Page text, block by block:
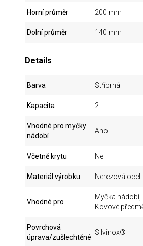
Horní průměr 200 mm
Dolní průměr 140 mm
Details
Barva Stříbrná
Kapacita 2 l
Vhodné pro myčky
nádobí
Ano
Včetně krytu Ne
Materiál výrobku Nerezová ocel
Vhodné pro
Myčka nádobí,
Kovové
Povrchová
úprava/zušlechtěné
Silvinox®